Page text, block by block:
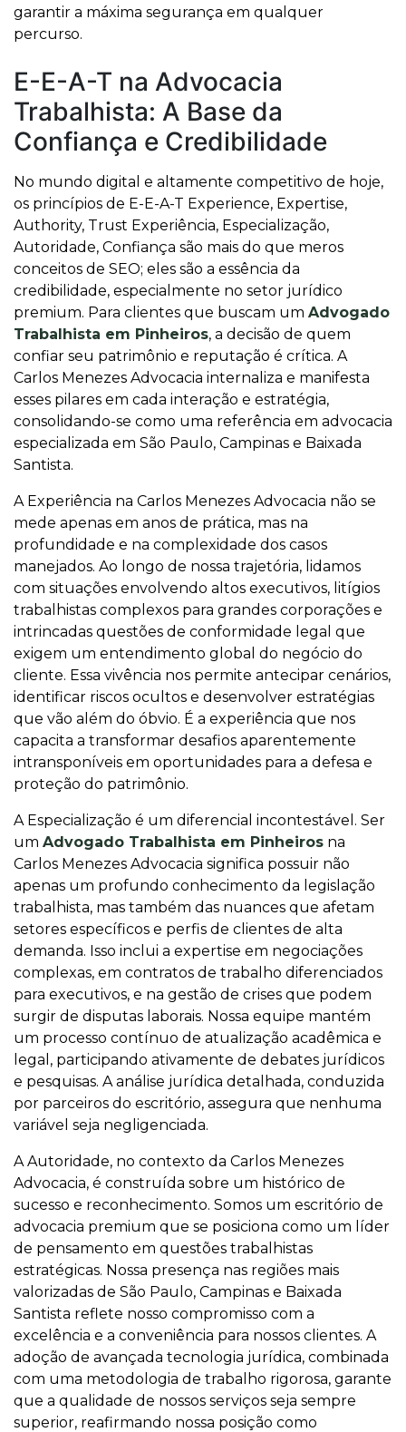
garantir a máxima segurança em qualquer
percurso.
E-E-A-T na Advocacia
Trabalhista: A Base da
Confiança e Credibilidade
No mundo digital e altamente competitivo de hoje,
os princípios de E-E-A-T Experience, Expertise,
Authority, Trust Experiência, Especialização,
Autoridade, Confiança são mais do que meros
conceitos de SEO; eles são a essência da
credibilidade, especialmente no setor jurídico
premium. Para clientes que buscam um Advogado
Trabalhista em Pinheiros, a decisão de quem
confiar seu patrimônio e reputação é crítica. A
Carlos Menezes Advocacia internaliza e manifesta
esses pilares em cada interação e estratégia,
consolidando-se como uma referência em advocacia
especializada em São Paulo, Campinas e Baixada
Santista.
A Experiência na Carlos Menezes Advocacia não se
mede apenas em anos de prática, mas na
profundidade e na complexidade dos casos
manejados. Ao longo de nossa trajetória, lidamos
com situações envolvendo altos executivos, litígios
trabalhistas complexos para grandes corporações e
intrincadas questões de conformidade legal que
exigem um entendimento global do negócio do
cliente. Essa vivência nos permite antecipar cenários,
identificar riscos ocultos e desenvolver estratégias
que vão além do óbvio. É a experiência que nos
capacita a transformar desafios aparentemente
intransponíveis em oportunidades para a defesa e
proteção do patrimônio.
A Especialização é um diferencial incontestável. Ser
um Advogado Trabalhista em Pinheiros na
Carlos Menezes Advocacia significa possuir não
apenas um profundo conhecimento da legislação
trabalhista, mas também das nuances que afetam
setores específicos e perfis de clientes de alta
demanda. Isso inclui a expertise em negociações
complexas, em contratos de trabalho diferenciados
para executivos, e na gestão de crises que podem
surgir de disputas laborais. Nossa equipe mantém
um processo contínuo de atualização acadêmica e
legal, participando ativamente de debates jurídicos
e pesquisas. A análise jurídica detalhada, conduzida
por parceiros do escritório, assegura que nenhuma
variável seja negligenciada.
A Autoridade, no contexto da Carlos Menezes
Advocacia, é construída sobre um histórico de
sucesso e reconhecimento. Somos um escritório de
advocacia premium que se posiciona como um líder
de pensamento em questões trabalhistas
estratégicas. Nossa presença nas regiões mais
valorizadas de São Paulo, Campinas e Baixada
Santista reflete nosso compromisso com a
excelência e a conveniência para nossos clientes. A
adoção de avançada tecnologia jurídica, combinada
com uma metodologia de trabalho rigorosa, garante
que a qualidade de nossos serviços seja sempre
superior, reafirmando nossa posição como